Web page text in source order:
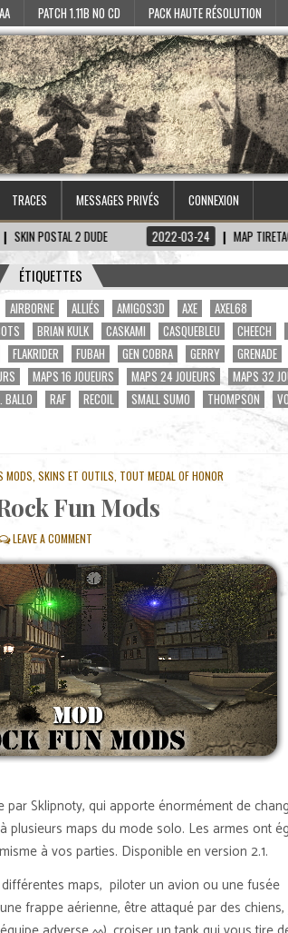
PATCH 1.11B NO CD PACK HAUTE RÉSOLUTION
TRACES MESSAGES PRIVÉS
CONNEXION
2022-03-24 MAP TIRETAGEN-KECHTAT,
ÉTIQUETTES
AIRBORNE ALLIÉS AMIGOS3D AXE
AXEL68
BRIAN KULK CASKAMI CASQUEBLEU CHEECH
FLAKRIDER FUBAH GEN COBRA GERRY
GRENADE
MAPS 16 JOUEURS MAPS 24 JOUEURS
MAPS 32
BALLO RAF RECOIL SMALL SUMO THOMPSON
MODS, SKINS ET OUTILS TOUT MEDAL OF HONOR
Fun Mods
LEAVE A COMMENT
Sklipnoty, qui apporte énormément de
plusieurs maps du mode solo. Les armes ont
à vos parties. Disponible en version 2.1.
maps, piloter un avion ou une fusée
frappe aérienne, être attaqué par des